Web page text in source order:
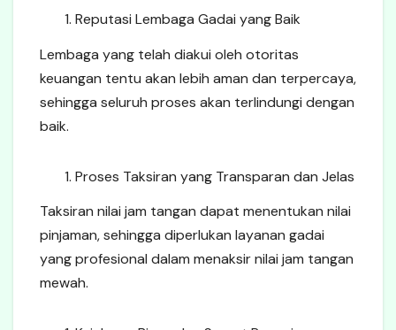
Reputasi Lembaga Gadai yang Baik
Lembaga yang telah diakui oleh otoritas
keuangan tentu akan lebih aman dan terpercaya,
sehingga seluruh proses akan terlindungi dengan
baik.
Proses Taksiran yang Transparan dan Jelas
Taksiran nilai jam tangan dapat menentukan nilai
pinjaman, sehingga diperlukan layanan gadai
yang profesional dalam menaksir nilai jam tangan
mewah.